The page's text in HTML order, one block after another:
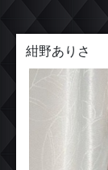
紺野ありさ